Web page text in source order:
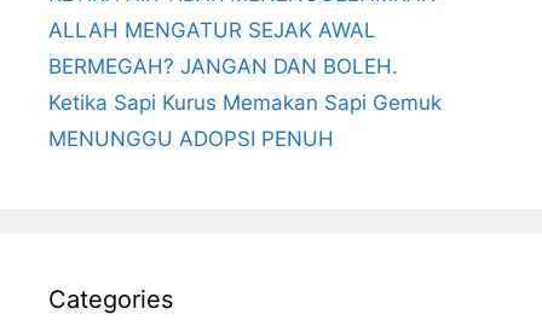
ALLAH MENGATUR SEJAK AWAL
BERMEGAH? JANGAN DAN BOLEH.
Ketika Sapi Kurus Memakan Sapi Gemuk
MENUNGGU ADOPSI PENUH
Categories